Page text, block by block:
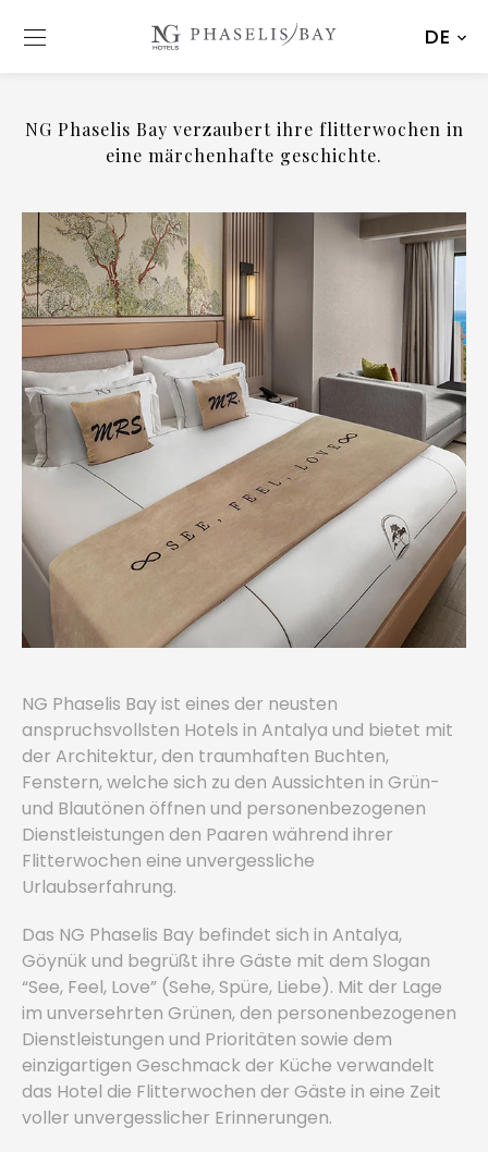
DE
NG Phaselis Bay verzaubert ihre flitterwochen in
eine märchenhafte geschichte.
NG Phaselis Bay ist eines der neusten
anspruchsvollsten Hotels in Antalya und bietet mit
der Architektur, den traumhaften Buchten,
Fenstern, welche sich zu den Aussichten in Grün-
und Blautönen öffnen und personenbezogenen
Dienstleistungen den Paaren während ihrer
Flitterwochen eine unvergessliche
Urlaubserfahrung.
Das NG Phaselis Bay befindet sich in Antalya,
Göynük und begrüßt ihre Gäste mit dem Slogan
“See, Feel, Love” (Sehe, Spüre, Liebe). Mit der Lage
im unversehrten Grünen, den personenbezogenen
Dienstleistungen und Prioritäten sowie dem
einzigartigen Geschmack der Küche verwandelt
das Hotel die Flitterwochen der Gäste in eine Zeit
voller unvergesslicher Erinnerungen.